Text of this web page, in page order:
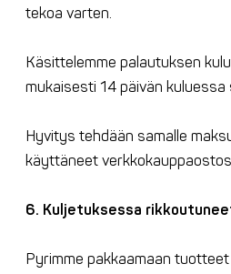
tekoa varten.
Käsittelemme palautuksen
mukaisesti 14 päivän
Hyvitys tehdään samalle
käyttäneet
6. Kuljetuksessa
Pyrimme pakkaamaan